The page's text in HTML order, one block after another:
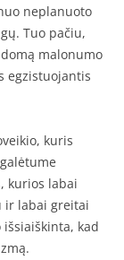
neplanuoto
Tuo pačiu,
malonumo
egzistuojantis
kuris
kurios labai
ir labai greitai
kad